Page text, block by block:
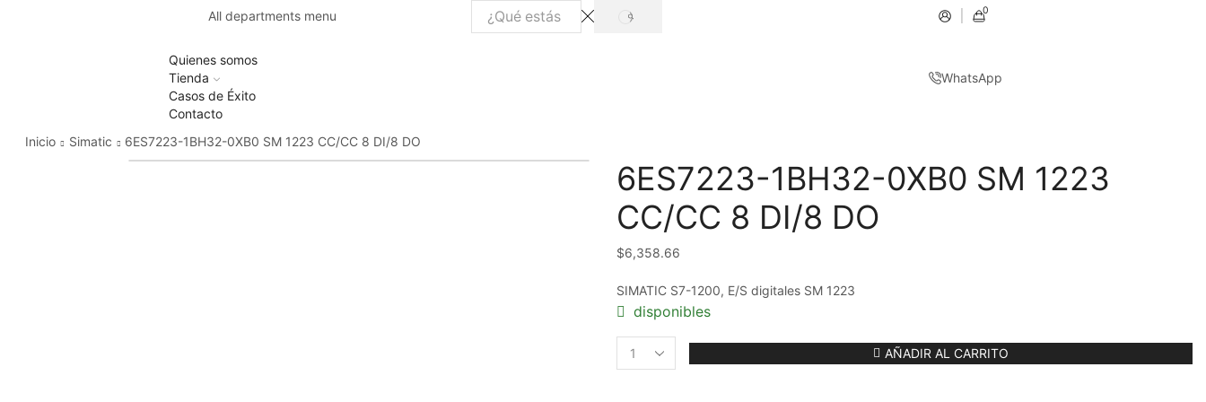
All departments menu
Search
SEARCH
0
Quienes somos
Tienda
Casos de Éxito
Contacto
WhatsApp
Inicio Simatic 6ES7223-1BH32-0XB0 SM 1223 CC/CC 8 DI/8 DO
6ES7223-1BH32-0XB0 SM 1223
CC/CC 8 DI/8 DO
$6,358.66
SIMATIC S7-1200, E/S digitales SM 1223
disponibles
6ES7223-
AÑADIR AL CARRITO